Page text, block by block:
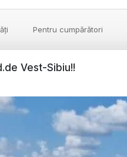
Pentru cumpărători
Vest-Sibiu!!